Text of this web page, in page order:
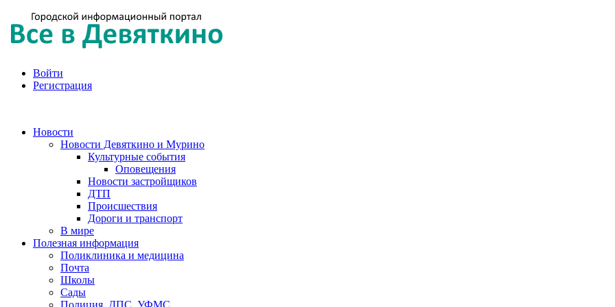
Войти
Регистрация
Новости
Новости Девяткино и Мурино
Культурные события
Оповещения
Новости застройщиков
ДТП
Происшествия
Дороги и транспорт
В мире
Полезная информация
Поликлиника и медицина
Почта
Школы
Сады
Полиция, ДПС, УФМС